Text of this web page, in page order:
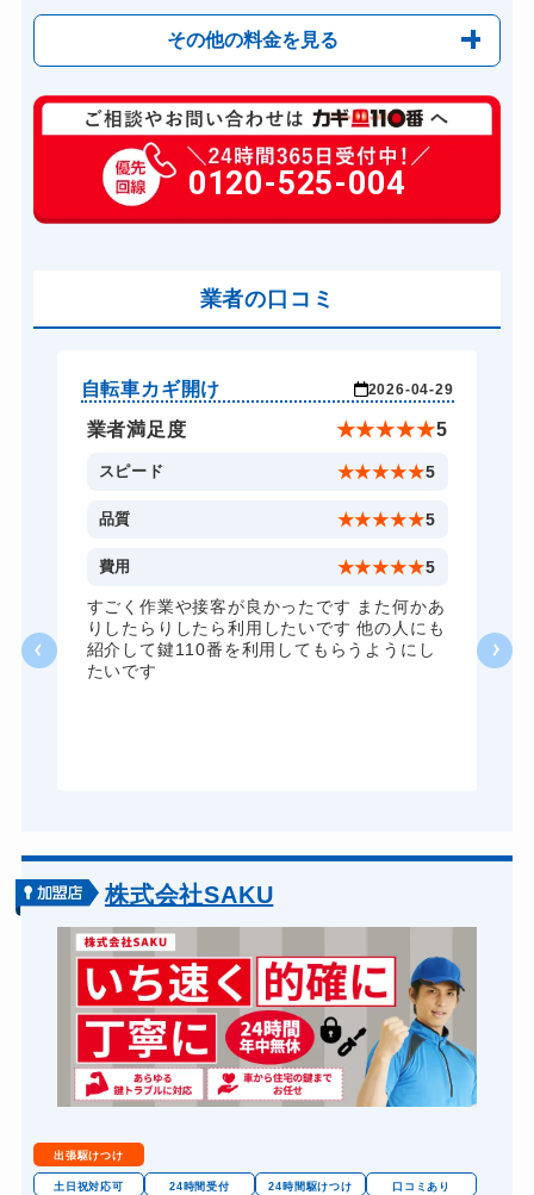
その他の料金を見る
玄関カギ修理 6,600円～(税込)
玄関カギ交換 14,300円～(税込)
車カギ開け 13,200円～(税込)
バイクカギ作成
金庫カギ開け 14,300円～(税込)
ロッカーカギ開け 8,800円～(税込)
ドアノブカギ開け 10,780円～(税込)
0120-525-004
業者の口コミ
自転車カギ開け 2026-04-29
業者満足度 ★★★★★5
スピード ★★★★★5
品質 ★★★★★5
費用 ★★★★★5
すごく作業や接客が良かったです また何かあ
りしたらりしたら利用したいです 他の人にも
紹介して鍵110番を利用してもらうようにし
たいです
株式会社SAKU
出張駆けつけ
土日祝対応可 24時間受付 24時間駆けつけ 口コミあり